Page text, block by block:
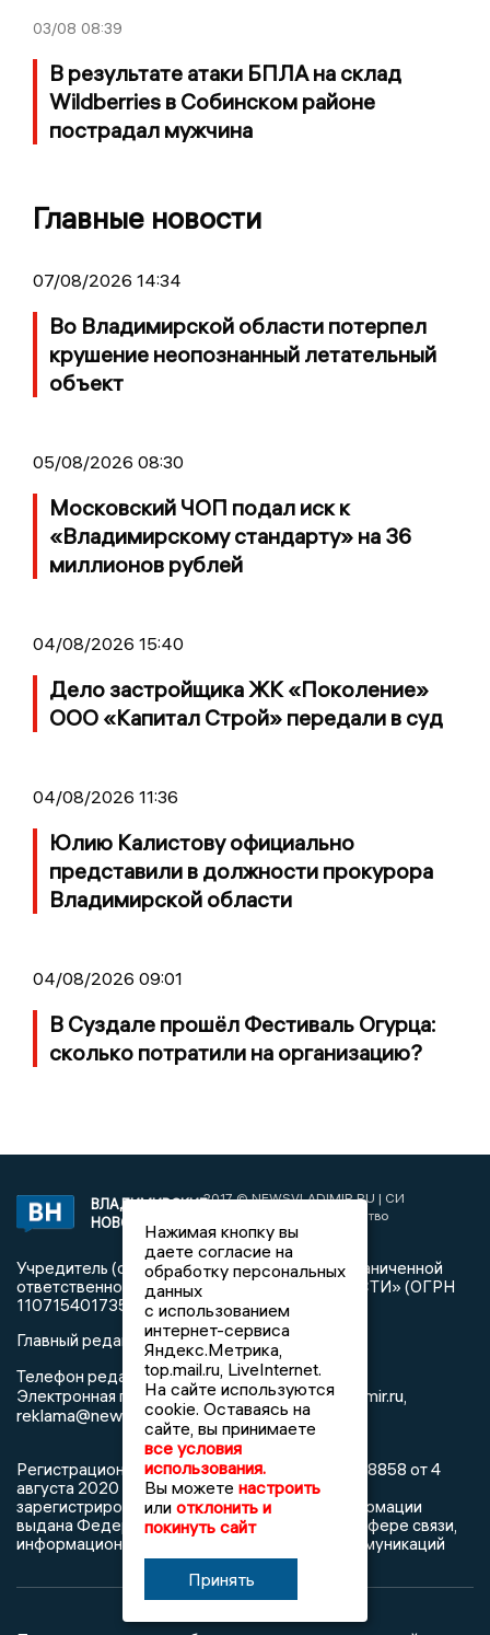
03/08 08:39
В результате атаки БПЛА на склад
Wildberries в Собинском районе
пострадал мужчина
Главные новости
07/08/2026 14:34
Во Владимирской области потерпел
крушение неопознанный летательный
объект
05/08/2026 08:30
Московский ЧОП подал иск к
«Владимирскому стандарту» на 36
миллионов рублей
04/08/2026 15:40
Дело застройщика ЖК «Поколение»
ООО «Капитал Строй» передали в суд
04/08/2026 11:36
Юлию Калистову официально
представили в должности прокурора
Владимирской области
04/08/2026 09:01
В Суздале прошёл Фестиваль Огурца:
сколько потратили на организацию?
ВЛАДИМИРСКИЕ
НОВОСТИ
2017 © NEWSVLADIMIR.RU | СИ
«Информационное агентство
Владимирские новости»
Учредитель (соучредители): Общество с ограниченной
ответственностью «РЕГИОНАЛЬНЫЕ НОВОСТИ» (ОГРН
1107154017354)
Главный редактор: Мазов С. А.
Телефон редакции:8 (4922) 666916
Электронная почта редакции:info@newsvladimir.ru
reklama@newsvladimir.ru
Регистрационный номер: серия Эл № ФС77-78858 от 4
августа 2020 г. согласно выписке из реестра
зарегистрированных средств массовой информации
выдана Федеральной службой по надзору в сфере связи,
информационных технологий и массовых коммуникаций
Нажимая кнопку вы
даете согласие на
обработку персональных
данных
с использованием
интернет-сервиса
Яндекс.Метрика,
top.mail.ru, LiveInternet.
На сайте используются
cookie. Оставаясь на
сайте, вы принимаете
все условия
использования.
Вы можете настроить
или отклонить и
покинуть сайт
Принять